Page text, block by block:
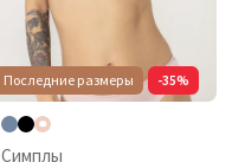
Последние размеры -35%
Симплы